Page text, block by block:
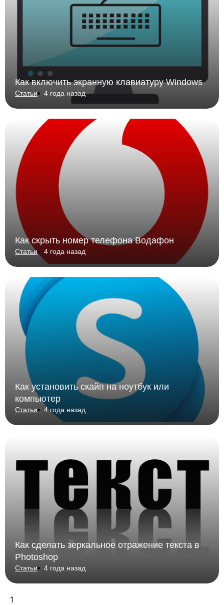
Как включить экранную клавиатуру Windows
Статьи 4 года назад
Как скрыть номер телефона Водафон
Статьи 4 года назад
Как установить скайп на ноутбук или
компьютер
Статьи 4 года назад
Как сделать зеркальное отражение текста в
Photoshop
Статьи 4 года назад
1